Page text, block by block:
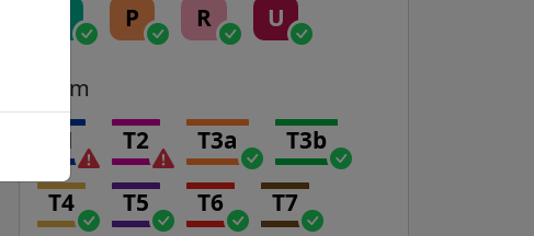
P R U
Tram
T1 T2 T3a T3b
T4 T5 T6 T7